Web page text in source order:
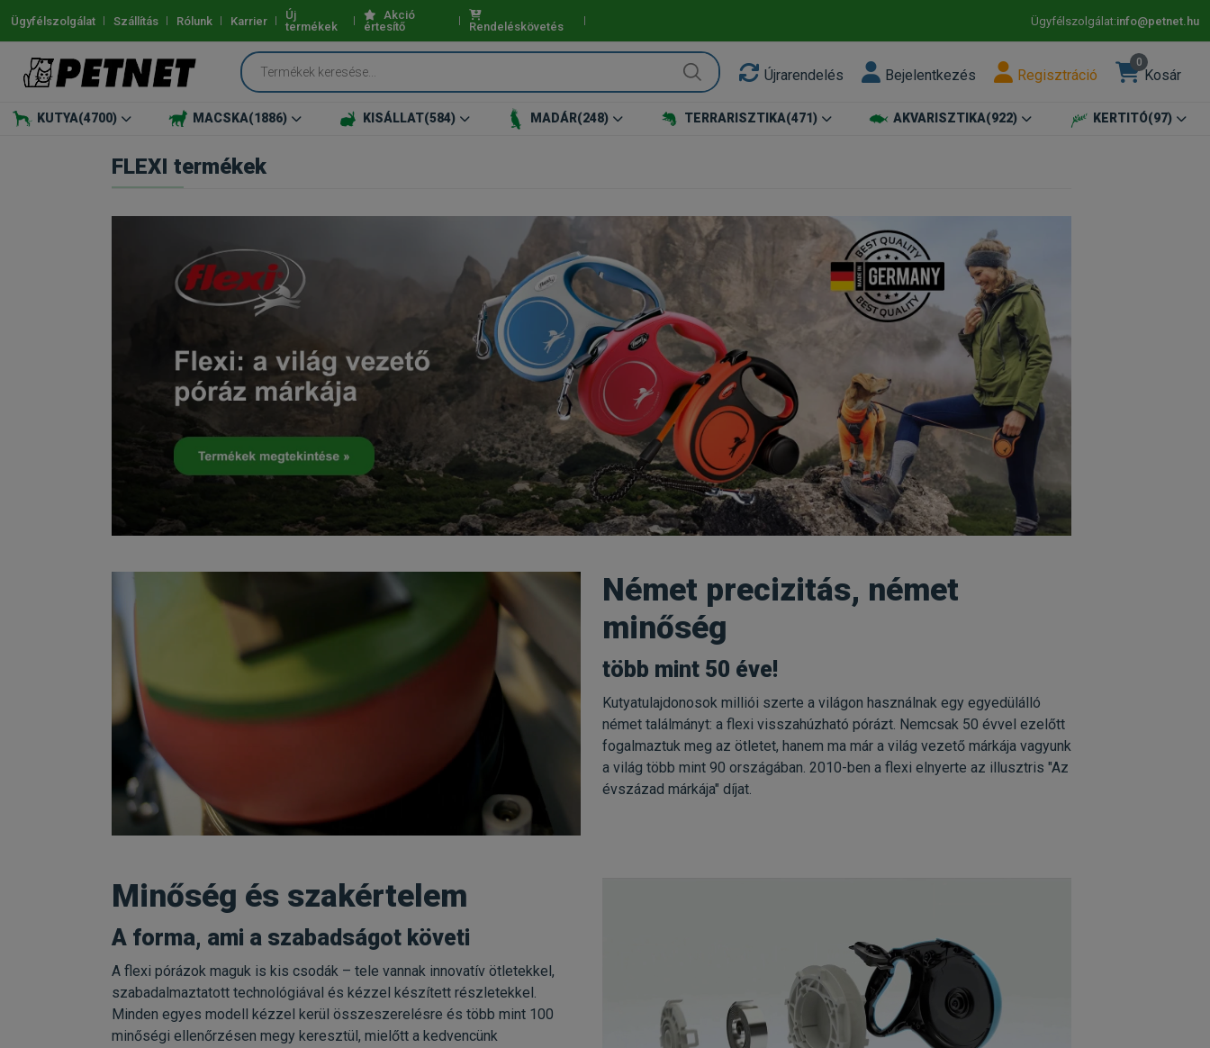
Ügyfélszolgálat Szállítás Rólunk Karrier
Új
termékek
Akció
értesítő
Rendeléskövetés Ügyfélszolgálat:info@petnet.hu
Újrarendelés Bejelentkezés Regisztráció
0
Kosár
KUTYA(4700) MACSKA(1886) KISÁLLAT(584) MADÁR(248) TERRARISZTIKA(471) AKVARISZTIKA(922) KERTITÓ(97)
FLEXI termékek
Német precizitás, német
minőség
több mint 50 éve!
Kutyatulajdonosok milliói szerte a világon használnak egy egyedülálló
német találmányt: a flexi visszahúzható pórázt. Nemcsak 50 évvel ezelőtt
fogalmaztuk meg az ötletet, hanem ma már a világ vezető márkája vagyunk
a világ több mint 90 országában. 2010-ben a flexi elnyerte az illusztris "Az
évszázad márkája" díjat.
Minőség és szakértelem
A forma, ami a szabadságot követi
A flexi pórázok maguk is kis csodák – tele vannak innovatív ötletekkel,
szabadalmaztatott technológiával és kézzel készített részletekkel.
Minden egyes modell kézzel kerül összeszerelésre és több mint 100
minőségi ellenőrzésen megy keresztül, mielőtt a kedvencünk